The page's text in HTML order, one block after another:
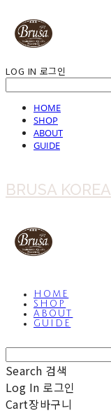
LOG IN 로그인
HOME
SHOP
ABOUT
GUIDE
BRUSA KOREA
HOME
SHOP
ABOUT
GUIDE
Search 검색
Log In 로그인
Cart장바구니